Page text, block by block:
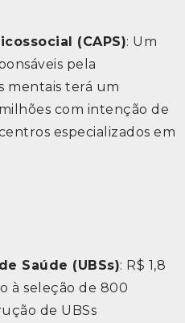
(CAPS): Um
pela
mentais terá um
com intenção de
especializados em
Saúde (UBSs): R$ 1,8
à seleção de 800
de UBSs